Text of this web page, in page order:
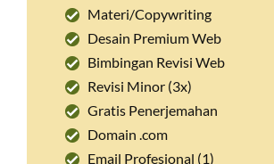
Materi/Copywriting
Desain Premium Web
Bimbingan Revisi Web
Revisi Minor (3x)
Gratis Penerjemahan
Domain .com
Email Profesional (1)